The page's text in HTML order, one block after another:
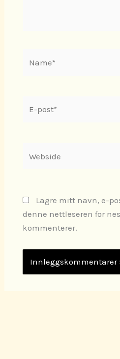
post*
Lagre mitt navn, e-
denne nettleseren for
kommenterer.